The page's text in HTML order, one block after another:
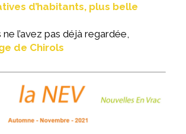
d’habitants, plus belle
l’avez pas déjà regardée,
de Chirols